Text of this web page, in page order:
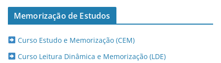
Memorização de Estudos
Curso Estudo e Memorização (CEM)
Curso Leitura Dinâmica e Memorização (LDE)